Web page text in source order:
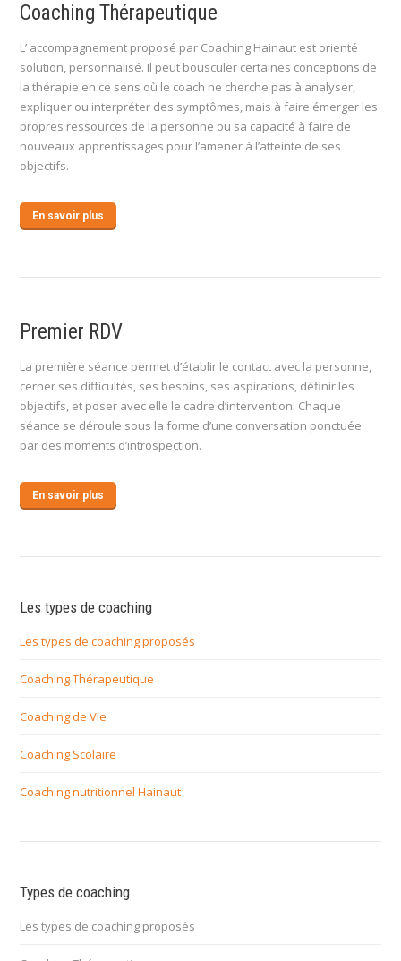
Coaching Thérapeutique
L’ accompagnement proposé par Coaching Hainaut est orienté
solution, personnalisé. Il peut bousculer certaines conceptions de
la thérapie en ce sens où le coach ne cherche pas à analyser,
expliquer ou interpréter des symptômes, mais à faire émerger les
propres ressources de la personne ou sa capacité à faire de
nouveaux apprentissages pour l’amener à l’atteinte de ses
objectifs.
En savoir plus
Premier RDV
La première séance permet d’établir le contact avec la personne,
cerner ses difficultés, ses besoins, ses aspirations, définir les
objectifs, et poser avec elle le cadre d’intervention. Chaque
séance se déroule sous la forme d’une conversation ponctuée
par des moments d’introspection.
En savoir plus
Les types de coaching
Les types de coaching proposés
Coaching Thérapeutique
Coaching de Vie
Coaching Scolaire
Coaching nutritionnel Hainaut
Types de coaching
Les types de coaching proposés